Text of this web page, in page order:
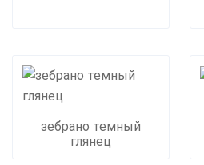
зебрано темный
глянец